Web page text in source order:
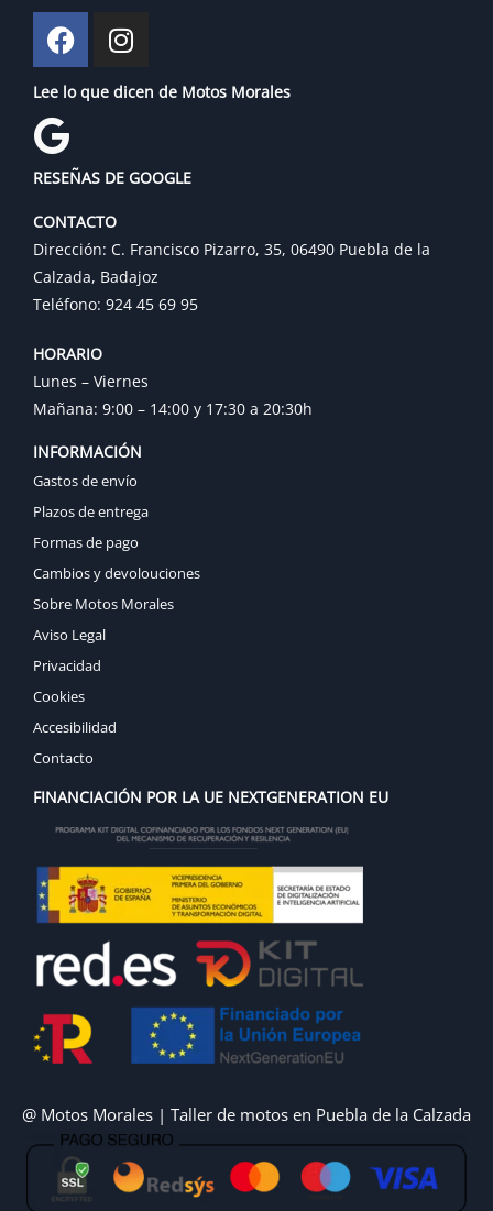
Lee lo que dicen de Motos Morales
RESEÑAS DE GOOGLE
CONTACTO
Dirección: C. Francisco Pizarro, 35, 06490 Puebla de la
Calzada, Badajoz
Teléfono: 924 45 69 95
HORARIO
Lunes – Viernes
Mañana: 9:00 – 14:00 y 17:30 a 20:30h
INFORMACIÓN
Gastos de envío
Plazos de entrega
Formas de pago
Cambios y devolouciones
Sobre Motos Morales
Aviso Legal
Privacidad
Cookies
Accesibilidad
Contacto
FINANCIACIÓN POR LA UE NEXTGENERATION EU
@ Motos Morales | Taller de motos en Puebla de la Calzada